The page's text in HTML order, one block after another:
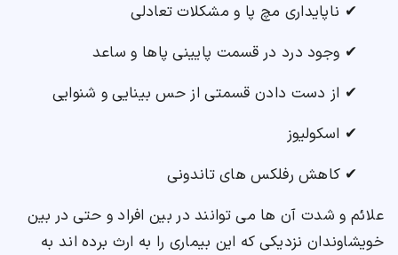
✔ ناپایداری مچ پا و مشکلات تعادلی
✔ وجود درد در قسمت پایینی پاها و ساعد
✔ از دست دادن قسمتی از حس بینایی و شنوایی
✔ اسکولیوز
✔ کاهش رفلکس های تاندونی
علائم و شدت آن ها می توانند در بین افراد و حتی در بین
خویشاوندان نزدیکی که این بیماری را به ارث برده اند به